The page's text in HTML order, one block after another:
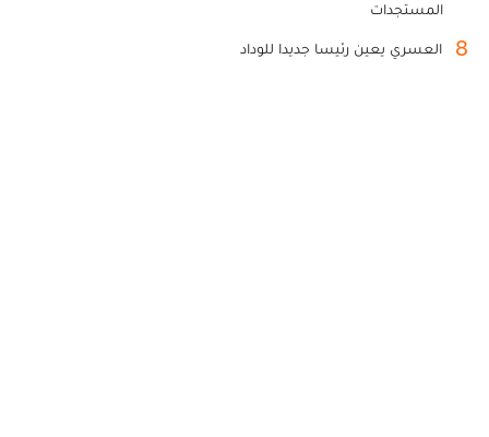
المستجدات
8 العسري يعين رئيسا جديدا للوداد